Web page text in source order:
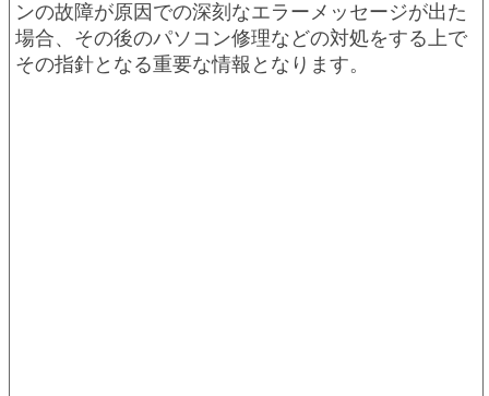
ンの故障が原因での深刻なエラーメッセージが出た
場合、その後のパソコン修理などの対処をする上で
その指針となる重要な情報となります。